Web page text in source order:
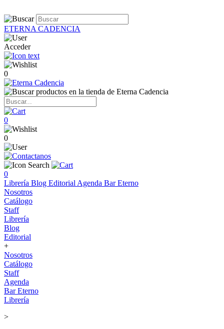
ETERNA CADENCIA
Acceder
0
0
0
0
Librería Blog Editorial Agenda Bar Eterno
Nosotros
Catálogo
Staff
Librería
Blog
Editorial
+
Nosotros
Catálogo
Staff
Agenda
Bar Eterno
Librería
>